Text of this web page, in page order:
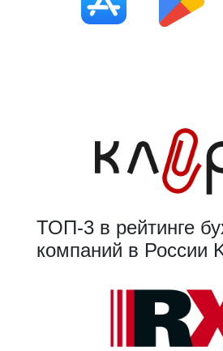
ТОП-3 в рейтинге
компаний в России